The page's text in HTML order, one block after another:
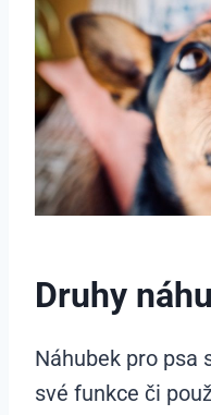
Druhy
Náhubek pro psa
své funkce či